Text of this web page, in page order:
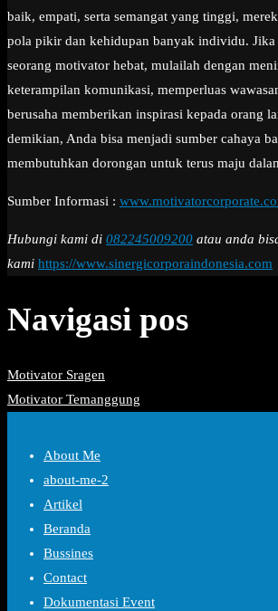
baik, empati, serta semangat yang tinggi,
pola pikir dan kehidupan banyak individu.
seorang motivator hebat, mulailah dengan
keterampilan komunikasi, memperluas
berusaha memberikan inspirasi kepada orang
demikian, Anda bisa menjadi sumber cahaya
membutuhkan dorongan untuk terus maju
Sumber Informasi :
Hubungi kami di 082245009200 atau anda
kami https://www.sinergicorporaindonesia.com
Navigasi pos
Motivator Sragen
Motivator Temanggung
About Me
about-me-2
Artikel
Beranda
Bussines
Contact
Dokumentasi Event